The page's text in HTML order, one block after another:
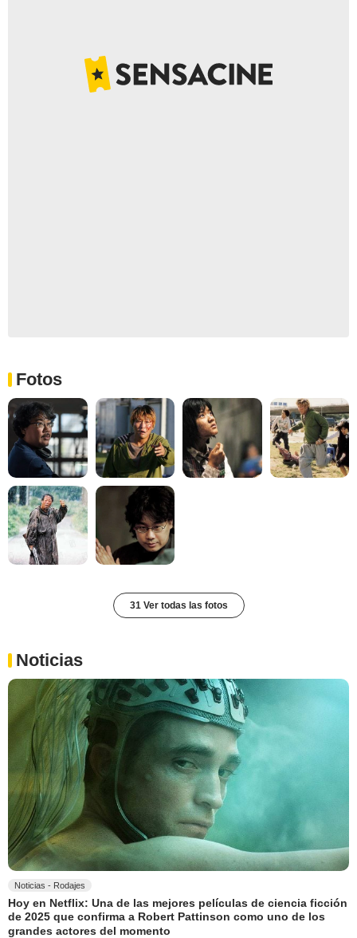
Fotos
31 Ver todas las fotos
Noticias
Noticias - Rodajes
Hoy en Netflix: Una de las mejores películas de ciencia ficción
de 2025 que confirma a Robert Pattinson como uno de los
grandes actores del momento